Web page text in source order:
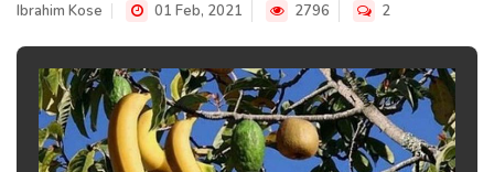
Ibrahim Kose 01 Feb, 2021 2796 2